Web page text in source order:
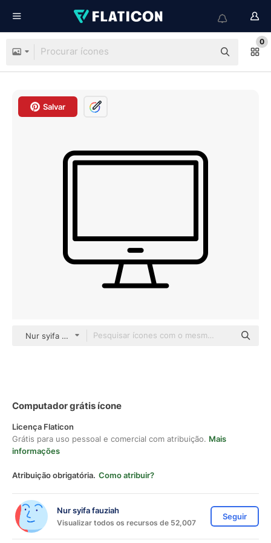
0
Salvar
Nur syifa fauziah black outline
Computador grátis ícone
Licença Flaticon
Grátis para uso pessoal e comercial com atribuição. Mais
informações
Atribuição obrigatória. Como atribuir?
Nur syifa fauziah
Visualizar todos os recursos de 52,007
Seguir